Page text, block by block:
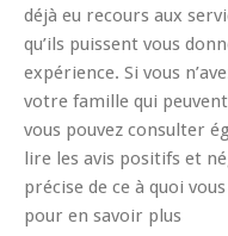
déjà eu recours aux
qu’ils puissent vous
expérience. Si vous
votre famille qui
vous pouvez consulter
lire les avis positifs et
précise de ce à quoi
pour en savoir plus